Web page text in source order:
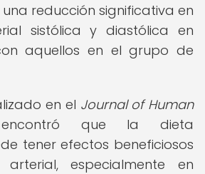
reducción significativa en
sistólica y diastólica en
aquellos en el grupo de
en el Journal of Human
que la dieta
tener efectos beneficiosos
especialmente en